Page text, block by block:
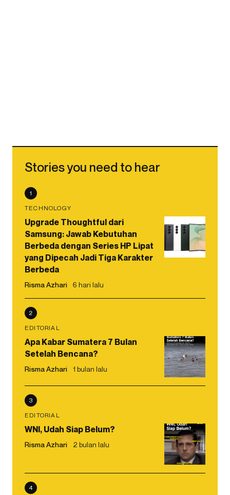
Stories you need to hear
1
TECHNOLOGY
Upgrade Thoughtful dari
Samsung: Jawab Kebutuhan
Berbeda dengan Series HP Lipat
yang Dipecah Jadi Tiga Karakter
Berbeda
Risma Azhari 6 hari lalu
2
EDITORIAL
Apa Kabar Sumatera 7 Bulan
Setelah Bencana?
Risma Azhari 1 bulan lalu
3
EDITORIAL
WNI, Udah Siap Belum?
Risma Azhari 2 bulan lalu
4